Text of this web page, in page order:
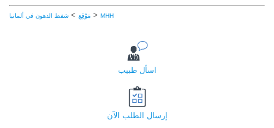
مَوْقِع > شفط الدهون في ألمانيا > MHH
اسأل طبيب
إرسال الطلب الآن